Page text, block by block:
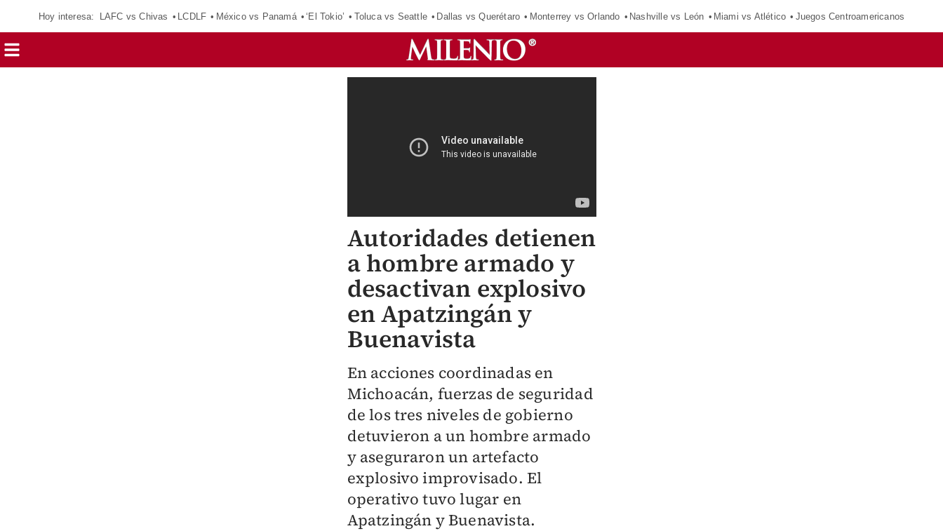
Hoy interesa: LAFC vs Chivas LCDLF México vs Panamá ‘El Tokio’ Toluca vs Seattle Dallas vs Querétaro Monterrey vs Orlando Nashville vs León Miami vs Atlético Juegos Centroamericanos
Autoridades detienen
a hombre armado y
desactivan explosivo
en Apatzingán y
Buenavista
En acciones coordinadas en
Michoacán, fuerzas de seguridad
de los tres niveles de gobierno
detuvieron a un hombre armado
y aseguraron un artefacto
explosivo improvisado. El
operativo tuvo lugar en
Apatzingán y Buenavista.